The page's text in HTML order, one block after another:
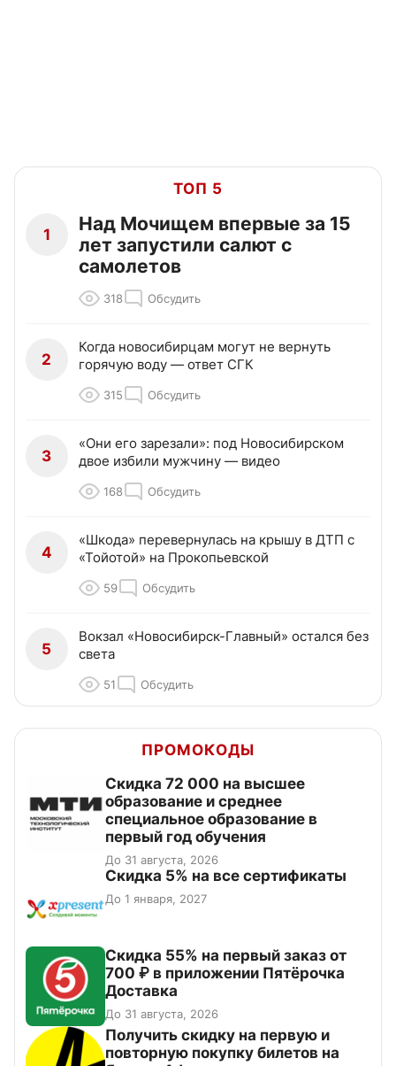
ТОП 5
1
Над Мочищем впервые за 15
лет запустили салют с
самолетов
318 Обсудить
2
Когда новосибирцам могут не вернуть
горячую воду — ответ СГК
315 Обсудить
3
«Они его зарезали»: под Новосибирском
двое избили мужчину — видео
168 Обсудить
4
«Шкода» перевернулась на крышу в ДТП с
«Тойотой» на Прокопьевской
59 Обсудить
5
Вокзал «Новосибирск-Главный» остался без
света
51 Обсудить
ПРОМОКОДЫ
Скидка 72 000 на высшее
образование и среднее
специальное образование в
первый год обучения
До 31 августа, 2026
Скидка 5% на все сертификаты
До 1 января, 2027
Скидка 55% на первый заказ от
700 ₽ в приложении Пятёрочка
Доставка
До 31 августа, 2026
Получить скидку на первую и
повторную покупку билетов на